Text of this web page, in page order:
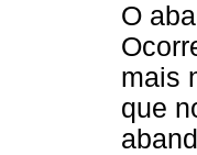
O
mais
que